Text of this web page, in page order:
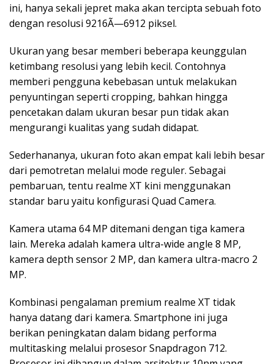
ini, hanya sekali jepret maka akan tercipta sebuah foto
dengan resolusi 9216Ã—6912 piksel.
Ukuran yang besar memberi beberapa keunggulan
ketimbang resolusi yang lebih kecil. Contohnya
memberi pengguna kebebasan untuk melakukan
penyuntingan seperti cropping, bahkan hingga
pencetakan dalam ukuran besar pun tidak akan
mengurangi kualitas yang sudah didapat.
Sederhananya, ukuran foto akan empat kali lebih besar
dari pemotretan melalui mode reguler. Sebagai
pembaruan, tentu realme XT kini menggunakan
standar baru yaitu konfigurasi Quad Camera.
Kamera utama 64 MP ditemani dengan tiga kamera
lain. Mereka adalah kamera ultra-wide angle 8 MP,
kamera depth sensor 2 MP, dan kamera ultra-macro 2
MP.
Kombinasi pengalaman premium realme XT tidak
hanya datang dari kamera. Smartphone ini juga
berikan peningkatan dalam bidang performa
multitasking melalui prosesor Snapdragon 712.